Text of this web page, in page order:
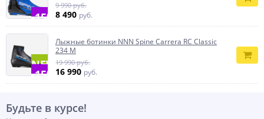
-15%
9 990 руб.
8 490 руб.
NEW
-15%
Лыжные ботинки NNN Spine Carrera RC Classic
234 M
19 990 руб.
16 990 руб.
Будьте в курсе!